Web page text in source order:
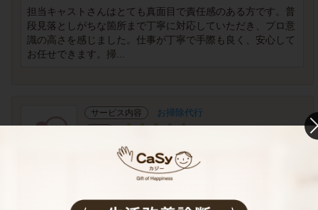
担当キャストさんはとても真面目で責任感のある方です。普
段見落としがちな箇所まで丁寧に対応していただき、プロ意
識の高さを感じました。仕事が丁寧で手際も良く、安心して
お任せできます。掃...
サービス内容 お掃除代行
利用頻度
提供エリア 神奈川県川崎市麻生区
2025年5月24日(土)
利用時間 2.0時間